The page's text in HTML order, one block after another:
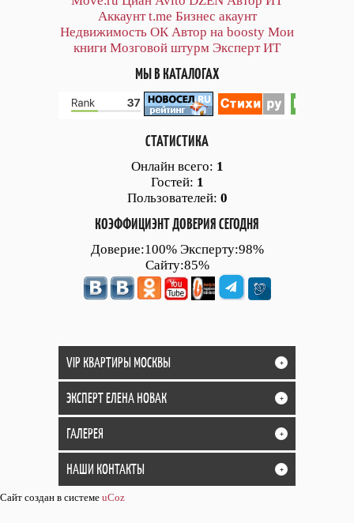
Аккаунт t.me Бизнес акаунт
Недвижимость ОК Автор на boosty Мои
книги Мозговой штурм Эксперт ИТ
МЫ В КАТАЛОГАХ
СТАТИСТИКА
Онлайн всего: 1
Гостей: 1
Пользователей: 0
КОЭФФИЦИЭНТ ДОВЕРИЯ СЕГОДНЯ
Доверие:100% Эксперту:98%
Сайту:85%
VIP КВАРТИРЫ МОСКВЫ +
ЭКСПЕРТ ЕЛЕНА НОВАК +
ГАЛЕРЕЯ +
НАШИ КОНТАКТЫ +
Сайт создан в системе uCoz